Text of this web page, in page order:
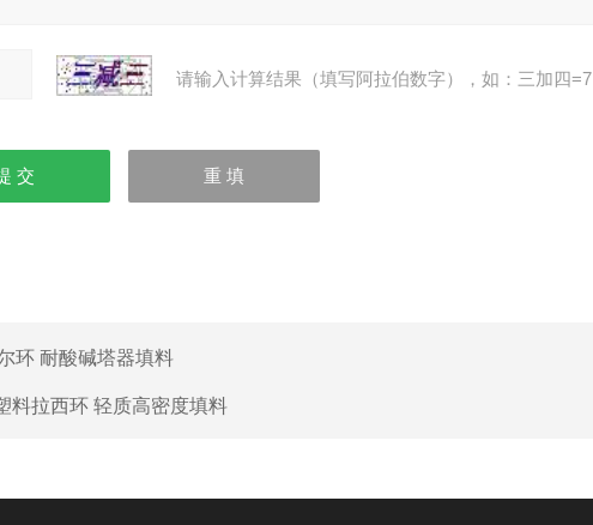
请输入计算结果（填写阿拉伯数字），如：三加四=7
环 耐酸碱塔器填料
料拉西环 轻质高密度填料